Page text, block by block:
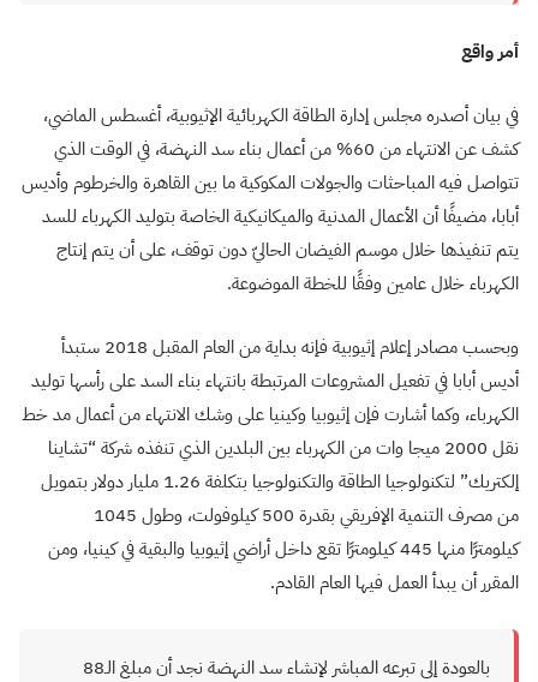
أمر واقع
في بيان أصدره مجلس إدارة الطاقة الكهربائية الإثيوبية، أغسطس الماضي،
كشف عن الانتهاء من 60% من أعمال بناء سد النهضة، في الوقت الذي
تتواصل فيه المباحثات والجولات المكوكية ما بين القاهرة والخرطوم وأديس
أبابا، مضيفًا أن الأعمال المدنية والميكانيكية الخاصة بتوليد الكهرباء للسد
يتم تنفيذها خلال موسم الفيضان الحاليّ دون توقف، على أن يتم إنتاج
الكهرباء خلال عامين وفقًا للخطة الموضوعة.
وبحسب مصادر إعلام إثيوبية فإنه بداية من العام المقبل 2018 ستبدأ
أديس أبابا في تفعيل المشروعات المرتبطة بانتهاء بناء السد على رأسها توليد
الكهرباء، وكما أشارت فإن إثيوبيا وكينيا على وشك الانتهاء من أعمال مد خط
نقل 2000 ميجا وات من الكهرباء بين البلدين الذي تنفذه شركة “تشاينا
إلكتريك” لتكنولوجيا الطاقة والتكنولوجيا بتكلفة 1.26 مليار دولار بتمويل
من مصرف التنمية الإفريقي بقدرة 500 كيلوفولت، وطول 1045
كيلومترًا منها 445 كيلومترًا تقع داخل أراضي إثيوبيا والبقية في كينيا، ومن
المقرر أن يبدأ العمل فيها العام القادم.
بالعودة إلى تبرعه المباشر لإنشاء سد النهضة نجد أن مبلغ الـ88